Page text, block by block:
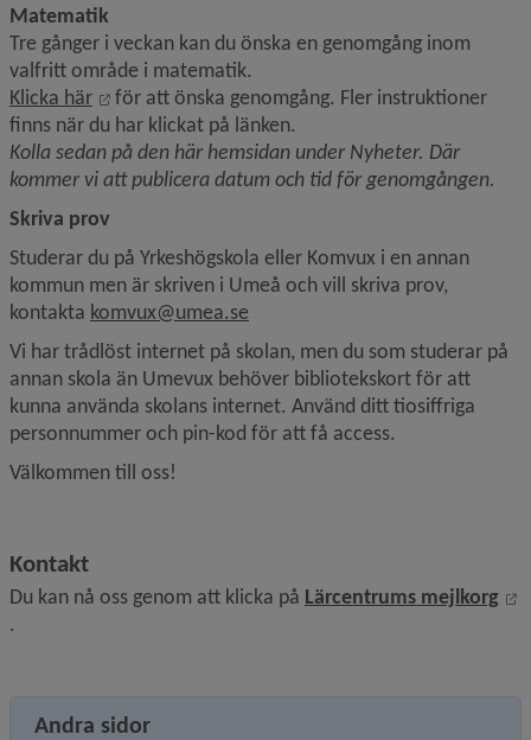
Matematik
Tre gånger i veckan kan du önska en genomgång inom
valfritt område i matematik.
Klicka här
Länk till annan webbplats, öppnas i nytt fönster.
för att önska genomgång. Fler instruktioner
finns när du har klickat på länken.
Kolla sedan på den här hemsidan under Nyheter. Där
kommer vi att publicera datum och tid för genomgången.
Skriva prov
Studerar du på Yrkeshögskola eller Komvux i en annan
kommun men är skriven i Umeå och vill skriva prov,
kontakta komvux@umea.se
Vi har trådlöst internet på skolan, men du som studerar på
annan skola än Umevux behöver bibliotekskort för att
kunna använda skolans internet. Använd ditt tiosiffriga
personnummer och pin-kod för att få access.
Välkommen till oss!
Kontakt
Du kan nå oss genom att klicka på Lärcentrums mejlkorg
Länk till annan webbplats, öppnas i nytt fönster.
.
Andra sidor